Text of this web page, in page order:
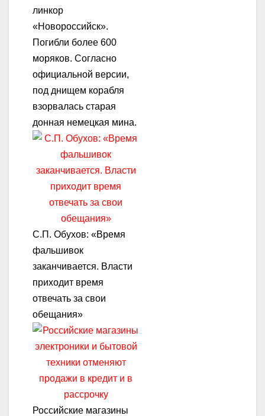
линкор
«Новороссийск».
Погибли более 600
моряков. Согласно
официальной версии,
под днищем корабля
взорвалась старая
донная немецкая мина.
С.П. Обухов: «Время
фальшивок
заканчивается. Власти
приходит время
отвечать за свои
обещания»
Российские магазины